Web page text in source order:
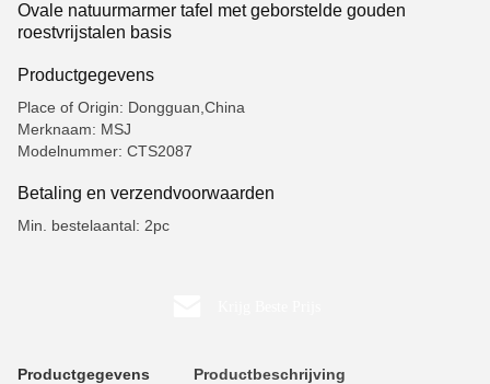
Ovale natuurmarmer tafel met geborstelde gouden
roestvrijstalen basis
Productgegevens
Place of Origin: Dongguan,China
Merknaam: MSJ
Modelnummer: CTS2087
Betaling en verzendvoorwaarden
Min. bestelaantal: 2pc
Productgegevens Productbeschrijving